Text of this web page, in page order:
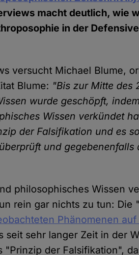
macht deutlich, wie
in der
versucht Michael Blume,
Blume: "Bis zur Mitte des
wurde geschöpft,
Wissen verkündet
der Falsifikation und es
und
philosophisches Wissen
rein gar nichts zu tun: Die
Phänomenen
seit sehr langer Zeit in der
"Prinzip der Falsifikation",